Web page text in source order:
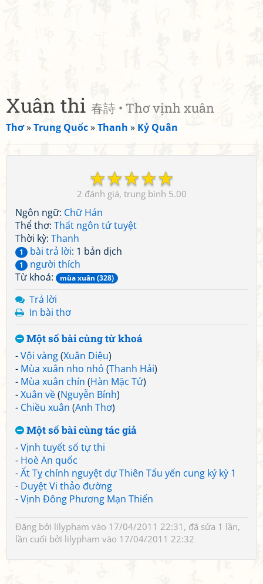
Xuân thi 春詩 • Thơ vịnh xuân
Thơ»Trung Quốc»Thanh » Kỷ Quân
☆
☆
☆
☆
☆
2 5.00
Ngôn ngữ: Chữ Hán
Thể thơ: Thất ngôn tứ tuyệt
Thời kỳ: Thanh
1 bài trả lời: 1 bản dịch
1
người thích
Từ khoá:
mùa xuân (328)
Trả lời
In bài thơ
Một số bài cùng từ khoá
-Vội vàng(Xuân Diệu)
- Mùa xuân nho nhỏ (Thanh Hải)
- Mùa xuân chín (Hàn Mặc Tử)
-Xuân về(Nguyễn Bính)
- Chiều xuân (Anh Thơ)
Một số bài cùng tác giả
-Vịnh tuyết số tự thi
- Hoè An quốc
-Ất Tỵ chính nguyệt dự Thiên Tẩu yến cung ký kỳ 1
- Duyệt Vi thảo đường
-Vịnh Đông Phương Mạn Thiến
Đăng bởi lilypham vào 17/04/2011 22:31, đã sửa 1 lần,
lần cuối bởi lilypham vào 17/04/2011 22:32